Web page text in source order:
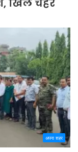
खिले चेहरे
अपना शहर